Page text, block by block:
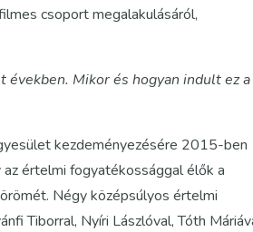
csoport megalakulásáról,
Mikor és hogyan indult ez a
kezdeményezésére 2015-ben
értelmi fogyatékossággal élők a
Négy középsúlyos értelmi
Tiborral, Nyíri Lászlóval, Tóth